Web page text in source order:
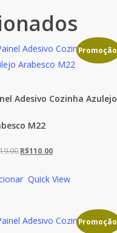
Adesivo Cozinha Azulejo
M22
O
original
R$110.00O
atual
R$110.00.
Quick View